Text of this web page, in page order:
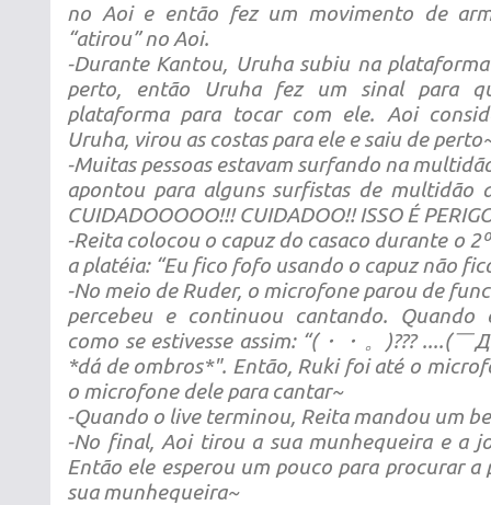
no Aoi e então fez um movimento de
“atirou” no Aoi.
-Durante Kantou, Uruha subiu na
perto, então Uruha fez um sinal para
plataforma para tocar com ele. Aoi
Uruha, virou as costas para ele e saiu de
-Muitas pessoas estavam surfando na
apontou para alguns surfistas de multidão
CUIDADOOOOO!!! CUIDADOO!! ISSO É
-Reita colocou o capuz do casaco durante o
a platéia: “Eu fico fofo usando o capuz não
-No meio de Ruder, o microfone parou de
percebeu e continuou cantando. Quando
como se estivesse assim: “(・・。)??? ....(￣
*dá de ombros*". Então, Ruki foi até o
o microfone dele para cantar~
-Quando o live terminou, Reita mandou um
-No final, Aoi tirou a sua munhequeira e a
Então ele esperou um pouco para procurar a
sua munhequeira~